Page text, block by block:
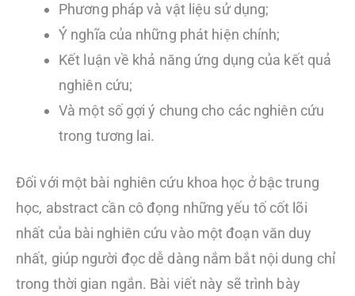
Phương pháp và vật liệu sử dụng;
Ý nghĩa của những phát hiện chính;
Kết luận về khả năng ứng dụng của kết quả
nghiên cứu;
Và một số gợi ý chung cho các nghiên cứu
trong tương lai.
Đối với một bài nghiên cứu khoa học ở bậc trung
học, abstract cần cô đọng những yếu tố cốt lõi
nhất của bài nghiên cứu vào một đoạn văn duy
nhất, giúp người đọc dễ dàng nắm bắt nội dung chỉ
trong thời gian ngắn. Bài viết này sẽ trình bày